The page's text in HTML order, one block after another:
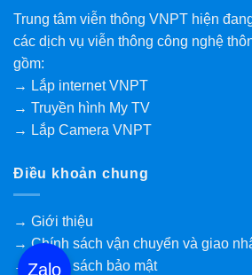
Trung tâm viễn thông VNPT hiện
các dịch vụ viễn thông công nghệ
gồm:
→ Lắp internet VNPT
→ Truyền hình My TV
→ Lắp Camera VNPT
Điều khoản chung
→ Giới thiệu
→ Chính sách vận chuyển và giao
→ Chính sách bảo mật
Zalo